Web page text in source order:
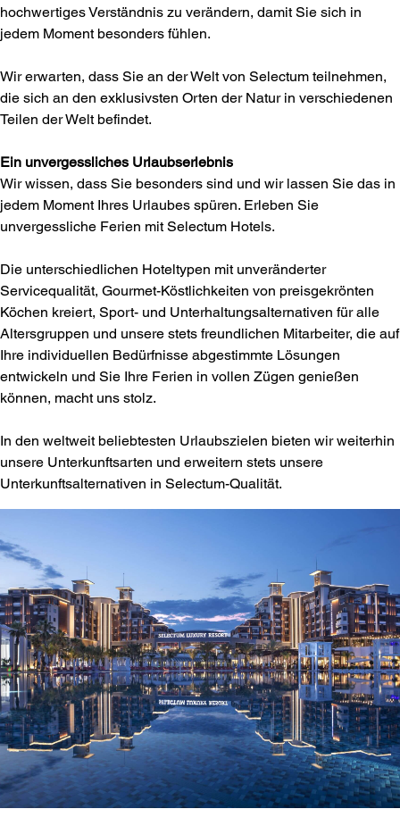
hochwertiges Verständnis zu verändern, damit Sie sich in
jedem Moment besonders fühlen.
Wir erwarten, dass Sie an der Welt von Selectum teilnehmen,
die sich an den exklusivsten Orten der Natur in verschiedenen
Teilen der Welt befindet.
Ein unvergessliches Urlaubserlebnis
Wir wissen, dass Sie besonders sind und wir lassen Sie das in
jedem Moment Ihres Urlaubes spüren. Erleben Sie
unvergessliche Ferien mit Selectum Hotels.
Die unterschiedlichen Hoteltypen mit unveränderter
Servicequalität, Gourmet-Köstlichkeiten von preisgekrönten
Köchen kreiert, Sport- und Unterhaltungsalternativen für alle
Altersgruppen und unsere stets freundlichen Mitarbeiter, die auf
Ihre individuellen Bedürfnisse abgestimmte Lösungen
entwickeln und Sie Ihre Ferien in vollen Zügen genießen
können, macht uns stolz.
In den weltweit beliebtesten Urlaubszielen bieten wir weiterhin
unsere Unterkunftsarten und erweitern stets unsere
Unterkunftsalternativen in Selectum-Qualität.